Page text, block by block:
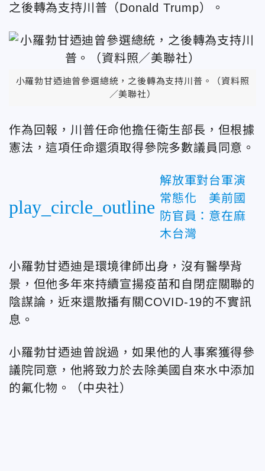
之後轉為支持川普（Donald Trump）。
小羅勃甘迺迪曾參選總統，之後轉為支持川普。（資料照
／美聯社）
作為回報，川普任命他擔任衛生部長，但根據
憲法，這項任命還須取得參院多數議員同意。
play_circle_outline
解放軍對台軍演
常態化 美前國
防官員：意在麻
木台灣
小羅勃甘迺迪是環境律師出身，沒有醫學背
景，但他多年來持續宣揚疫苗和自閉症關聯的
陰謀論，近來還散播有關COVID-19的不實訊
息。
小羅勃甘迺迪曾說過，如果他的人事案獲得參
議院同意，他將致力於去除美國自來水中添加
的氟化物。（中央社）